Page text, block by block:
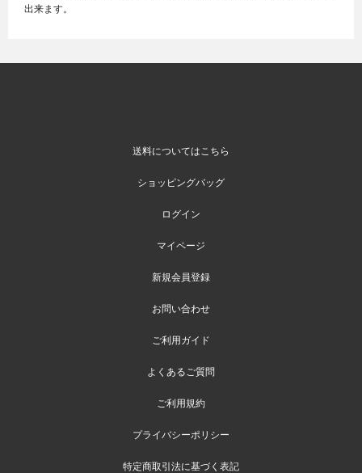
出来ます。
送料についてはこちら
ショッピングバッグ
ログイン
マイページ
新規会員登録
お問い合わせ
ご利用ガイド
よくあるご質問
ご利用規約
プライバシーポリシー
特定商取引法に基づく表記